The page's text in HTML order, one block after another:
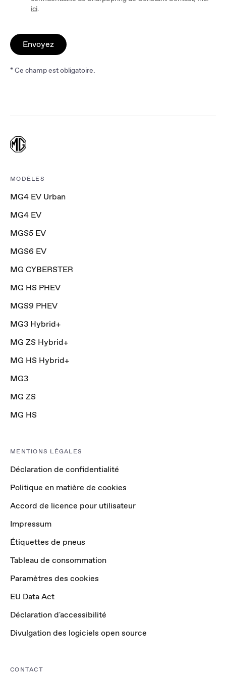
ici.
Envoyez
* Ce champ est obligatoire.
MODÈLES
MG4 EV Urban
MG4 EV
MGS5 EV
MGS6 EV
MG CYBERSTER
MG HS PHEV
MGS9 PHEV
MG3 Hybrid+
MG ZS Hybrid+
MG HS Hybrid+
MG3
MG ZS
MG HS
MENTIONS LÉGALES
Déclaration de confidentialité
Politique en matière de cookies
Accord de licence pour utilisateur
Impressum
Étiquettes de pneus
Tableau de consommation
Paramètres des cookies
EU Data Act
Déclaration d'accessibilité
Divulgation des logiciels open source
CONTACT